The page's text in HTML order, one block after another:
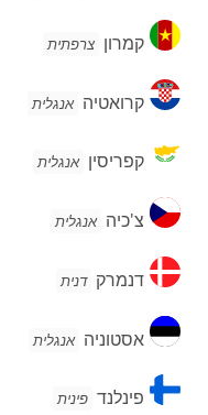
קמרון
קמרון צרפתית
קרואטיה אנגלית
קפריסין אנגלית
צ'כיה
צ'כיה אנגלית
דנמרק
דנמרק דנית
אסטוניה
אסטוניה אנגלית
פינלנד
פינלנד פינית